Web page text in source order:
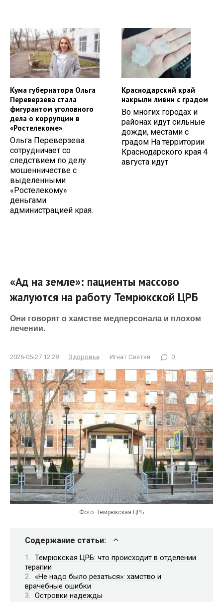
Кума губернатора Ольга
Переверзева стала
фигурантом уголовного
дела о коррупции в
«Ростелекоме»
Ольга Переверзева
сотрудничает со
следствием по делу
мошенничестве с
выделенными
«Ростелекому»
деньгами
администрацией края.
Краснодарский край
накрыли ливни с градом
Во многих городах и
районах идут сильные
дожди, местами с
градом На территории
Краснодарского края 4
августа идут
«Ад на земле»: пациенты массово
жалуются на работу Темрюкской ЦРБ
Они говорят о хамстве медперсонала и плохом
лечении.
2026-05-27 12:28 Здоровье Игнат Святки 0
Фото: Темрюкская ЦРБ
Содержание статьи:
Темрюкская ЦРБ: что происходит в отделении
терапии
«Не надо было резаться»: хамство и
врачебные ошибки
Островки надежды